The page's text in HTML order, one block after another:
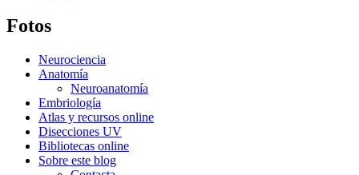
Fotos
Neurociencia
Anatomía
Neuroanatomía
Embriología
Atlas y recursos online
Disecciones UV
Bibliotecas online
Sobre este blog